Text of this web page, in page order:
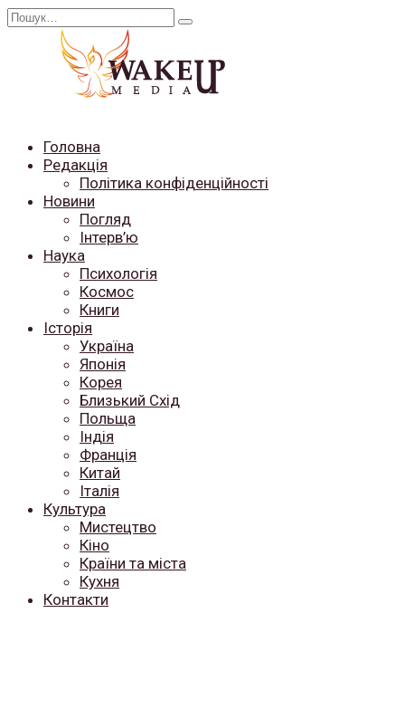
Перейти
Search
Головна
Редакція
Політика конфіденційності
Новини
Погляд
Інтерв’ю
Наука
Психологія
Космос
Книги
Історія
Україна
Японія
Корея
Близький Схід
Польща
Індія
Франція
Китай
Італія
Культура
Мистецтво
Кіно
Країни та міста
Кухня
Контакти